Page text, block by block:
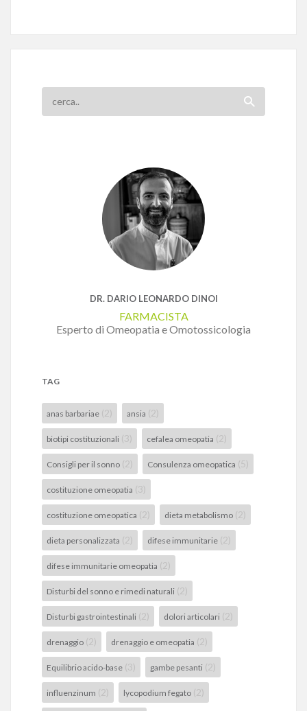
DR. DARIO LEONARDO DINOI
FARMACISTA
Esperto di Omeopatia e Omotossicologia
TAG
anas barbariae (2) ansia (2)
biotipi costituzionali (3) cefalea omeopatia (2)
Consigli per il sonno (2) Consulenza omeopatica (5)
costituzione omeopatia (3)
costituzione omeopatica (2) dieta metabolismo (2)
dieta personalizzata (2) difese immunitarie (2)
difese immunitarie omeopatia (2)
Disturbi del sonno e rimedi naturali (2)
Disturbi gastrointestinali (2) dolori articolari (2)
drenaggio (2) drenaggio e omeopatia (2)
Equilibrio acido-base (3) gambe pesanti (2)
influenzinum (2) lycopodium fegato (2)